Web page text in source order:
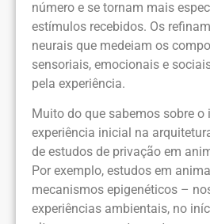
número e se tornam mais
estímulos recebidos. Os
neurais que medeiam os
sensoriais, emocionais e
pela experiência.
Muito do que sabemos sobre o
experiência inicial na
de estudos de privação em
Por exemplo, estudos em
mecanismos epigenéticos –
experiências ambientais, no